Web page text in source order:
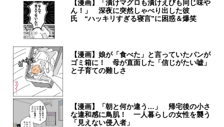
【漫画】「漬けマグロも漬けえびも同じ味や
ん！」 深夜に突然しゃべり出した彼
氏 “ハッキリすぎる寝言”に困惑＆爆笑
【漫画】娘が「食べた」と言っていたパンが
ゴミ箱に！ 母が直面した「信じがたい嘘」
と子育ての難しさ
【漫画】「朝と何か違う…」 帰宅後の小さ
な違和感に鳥肌！ 一人暮らしの女性を襲う
「見えない侵入者」